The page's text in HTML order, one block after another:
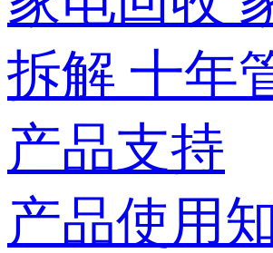
拆解 十年
产品支持
产品使用